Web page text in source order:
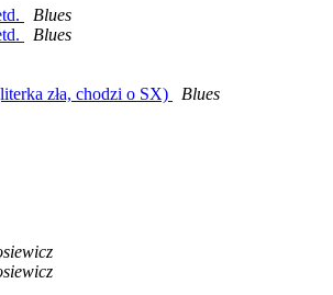
Blues
Blues
zła, chodzi o SX)
Blues